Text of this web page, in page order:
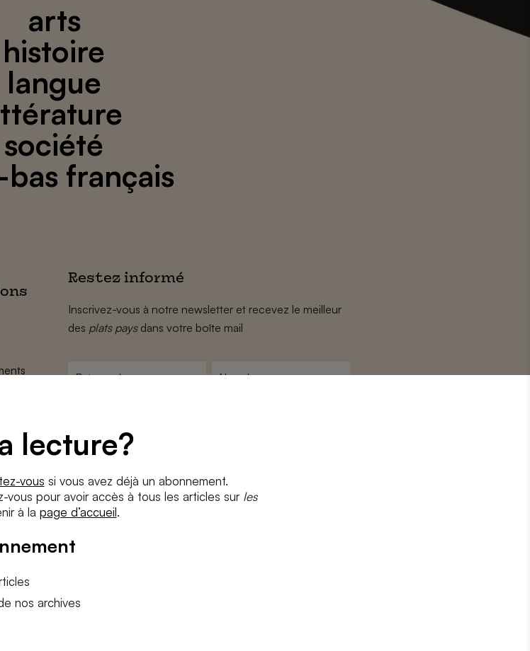
lecture?
vous si vous avez déjà un abonnement.
pour avoir accès à tous les articles sur les
à la page d’accueil.
nos archives
arts
histoire
langue
société
bas français
Restez informé
Inscrivez-vous à notre newsletter et recevez le meilleur
des plats paysdans votre boîte mail
e-
mail
Conditions *
J'accepteles termes et conditionsetla politique de confidentialité